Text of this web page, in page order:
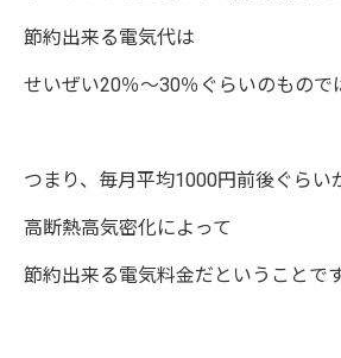
節約出来る電気代は
せいぜい20％〜30％ぐらいのもので
つまり、毎月平均1000円前後ぐらい
高断熱高気密化によって
節約出来る電気料金だということで